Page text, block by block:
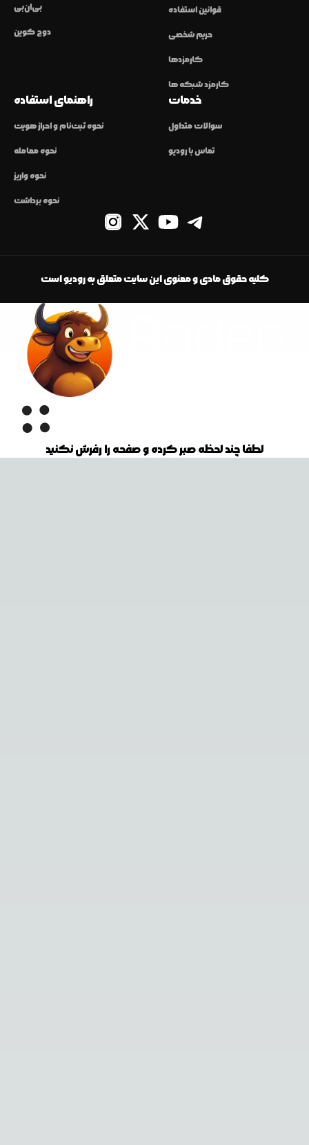
بی‌ان‌بی
دوج کوین
قوانین استفاده
حریم شخصی
کارمزدها
کارمزد شبکه ها
راهنمای استفاده
نحوه ثبت‌نام و احراز هویت
نحوه معامله
نحوه واریز
نحوه برداشت
خدمات
سوالات متداول
تماس با رودیو
کلیه حقوق مادی و معنوی این سایت متعلق به رودیو است
لطفا چند لحظه صبر کرده و صفحه را رفرش نکنید